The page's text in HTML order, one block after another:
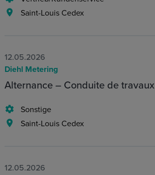
Saint-Louis Cedex
12.05.2026
Diehl Metering
Alternance – Conduite de travaux
Sonstige
Saint-Louis Cedex
12.05.2026